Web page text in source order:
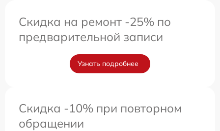
Скидка на ремонт -25% по
предварительной записи
Узнать подробнее
Скидка -10% при повторном
обращении